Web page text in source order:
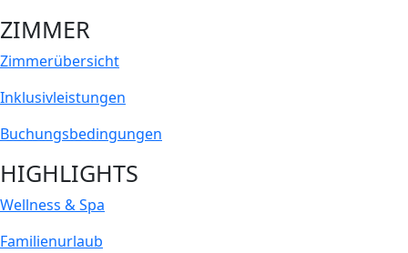
ZIMMER
Zimmer­übersicht
Inklusiv­leistungen
Buchungs­bedingungen
HIGHLIGHTS
Wellness & Spa
Familienurlaub